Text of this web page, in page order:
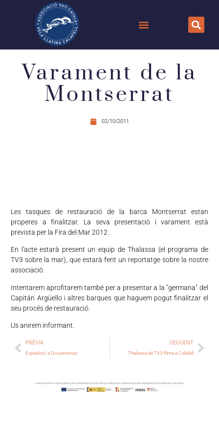
Varament de la
Montserrat
02/10/2011
Les tasques de restauració de la barca Montserrat estan
properes a finalitzar. La seva presentació i varament està
prevista per la Fira del Mar 2012.
En l'acte estarà present un equip de Thalassa (el programa de
TV3 sobre la mar), que estarà fent un reportatge sobre la nostre
associació.
Intentarem aprofitarem també per a presentar a la "germana" del
Capitán Argüello i altres barques que haguem pogut finalitzar el
seu procés de restauració.
Us anirem informant.
PRÈVIA
Expedició a Douarnenez
SEGÜENT
Thalassa de TV3 filma a Calafell